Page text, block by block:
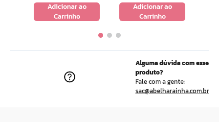
Adicionar ao
Carrinho
Adicionar ao
Carrinho
Alguma dúvida com esse
produto?
Fale com a gente:
sac@abelharainha.com.br